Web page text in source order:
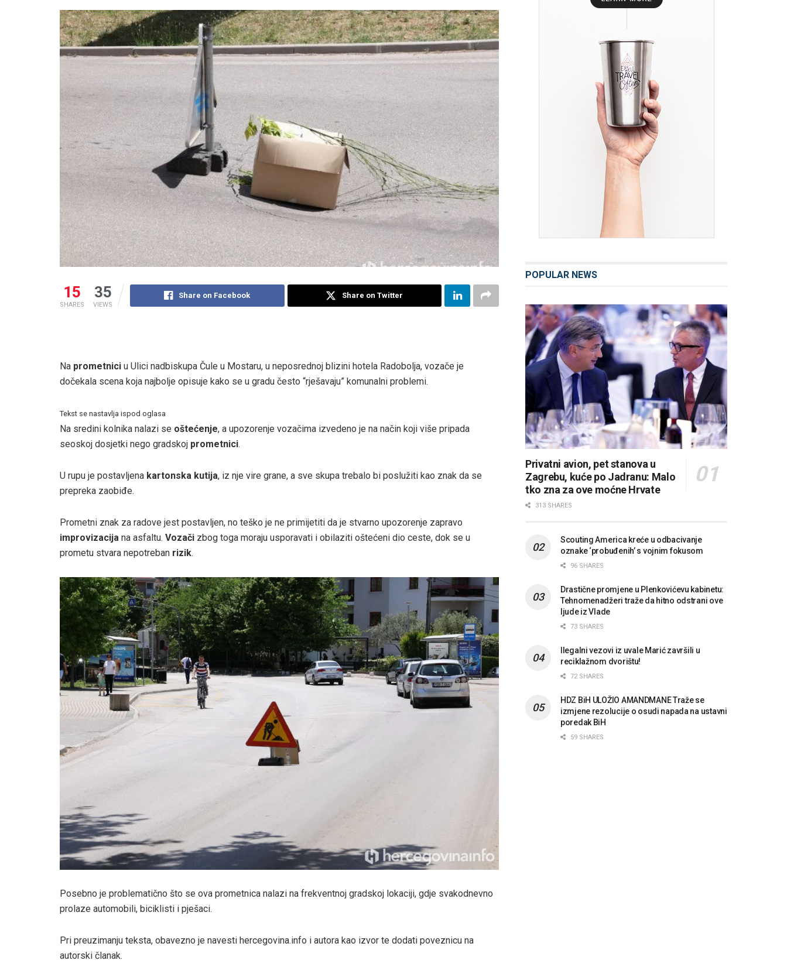
15
SHARES
35
VIEWS
Share on Facebook Share on Twitter
Na prometnici u Ulici nadbiskupa Čule u Mostaru, u neposrednoj blizini hotela Radobolja, vozače je
dočekala scena koja najbolje opisuje kako se u gradu često “rješavaju” komunalni problemi.
Tekst se nastavlja ispod oglasa
Na sredini kolnika nalazi se oštećenje, a upozorenje vozačima izvedeno je na način koji više pripada
seoskoj dosjetki nego gradskoj prometnici.
U rupu je postavljena kartonska kutija, iz nje vire grane, a sve skupa trebalo bi poslužiti kao znak da se
prepreka zaobiđe.
Prometni znak za radove jest postavljen, no teško je ne primijetiti da je stvarno upozorenje zapravo
improvizacija na asfaltu. Vozači zbog toga moraju usporavati i obilaziti oštećeni dio ceste, dok se u
prometu stvara nepotreban rizik.
Posebno je problematično što se ova prometnica nalazi na frekventnoj gradskoj lokaciji, gdje svakodnevno
prolaze automobili, biciklisti i pješaci.
Pri preuzimanju teksta, obavezno je navesti hercegovina.info i autora kao izvor te dodati poveznicu na
autorski članak.
POPULAR NEWS
Privatni avion, pet stanova u
Zagrebu, kuće po Jadranu: Malo
tko zna za ove moćne Hrvate
313 SHARES
Scouting America kreće u odbacivanje
oznake ‘probuđenih’ s vojnim fokusom
96 SHARES
Drastične promjene u Plenkovićevu kabinetu:
Tehnomenadžeri traže da hitno odstrani ove
ljude iz Vlade
73 SHARES
Ilegalni vezovi iz uvale Marić završili u
reciklažnom dvorištu!
72 SHARES
HDZ BiH ULOŽIO AMANDMANE Traže se
izmjene rezolucije o osudi napada na ustavni
poredak BiH
59 SHARES